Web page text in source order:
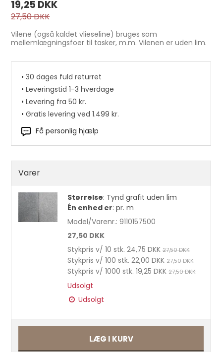
Læderrester, store 2,5-3 mm. Mørk brun pr.
kg
Sadelmagernåle med stort øje 10 stk.
19,25 DKK
27,50 DKK
Vilene (også kaldet vlieseline) bruges som
mellemlægningsfoer til tasker, m.m. Vilenen er uden lim.
•30 dages fuld returret
•Leveringstid 1-3 hverdage
•Levering fra 50 kr.
•Gratis levering ved 1.499 kr.
Få personlig hjælp
Varer
Størrelse: Tynd grafit uden lim
Én enhed er: pr. m
Model/Varenr.: 9110157500
27,50 DKK
Stykpris v/ 10 stk. 24,75 DKK 27,50 DKK
Stykpris v/ 100 stk. 22,00 DKK 27,50 DKK
Stykpris v/ 1000 stk. 19,25 DKK 27,50 DKK
Udsolgt
Udsolgt
LÆG I KURV